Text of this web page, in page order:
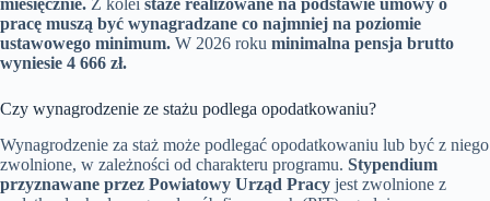
pracę muszą być wynagradzane co najmniej na poziomie
ustawowego minimum. W 2026 roku minimalna pensja brutto
wyniesie 4 666 zł.
Czy wynagrodzenie ze stażu podlega opodatkowaniu?
Wynagrodzenie za staż może podlegać opodatkowaniu lub być z niego
zwolnione, w zależności od charakteru programu. Stypendium
przyznawane przez Powiatowy Urząd Pracy jest zwolnione z